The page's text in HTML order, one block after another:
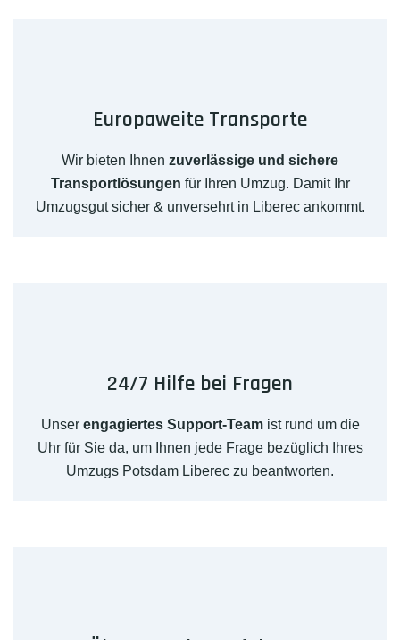
Europaweite Transporte
Wir bieten Ihnen zuverlässige und sichere
Transportlösungen für Ihren Umzug. Damit Ihr
Umzugsgut sicher & unversehrt in Liberec ankommt.
24/7 Hilfe bei Fragen
Unser engagiertes Support-Teamist rund um die
Uhr für Sie da, um Ihnen jede Frage bezüglich Ihres
Umzugs Potsdam Liberec zu beantworten.